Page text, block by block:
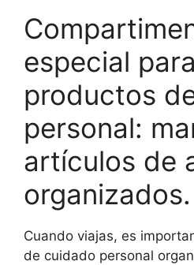
especial para
productos
personal:
artículos de
organizados.
Cuando viajas, es
de cuidado personal